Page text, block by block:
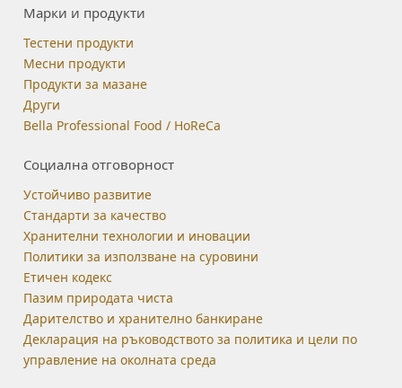
Марки и продукти
Тестени продукти
Месни продукти
Продукти за мазане
Други
Bella Professional Food / HoReCa
Социална отговорност
Устойчиво развитие
Стандарти за качество
Хранителни технологии и иновации
Политики за използване на суровини
Етичен кодекс
Пазим природата чиста
Дарителство и хранително банкиране
Декларация на ръководството за политика и цели по
управление на околната среда